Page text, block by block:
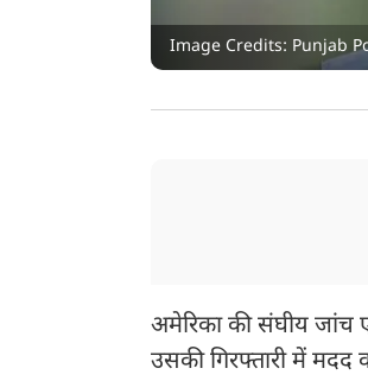
Image Credits: Punjab
अमेरिका की संघीय जांच
उसकी गिरफ्तारी में